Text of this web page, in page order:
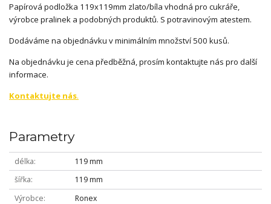
Papírová podložka 119x119mm zlato/bíla vhodná pro cukráře,
výrobce pralinek a podobných produktů. S potravinovým atestem.
Dodáváme na objednávku v minimálním množství 500 kusů.
Na objednávku je cena předběžná, prosím kontaktujte nás pro další
informace.
Kontaktujte nás.
Parametry
délka
119 mm
šířka
119 mm
Výrobce
Ronex